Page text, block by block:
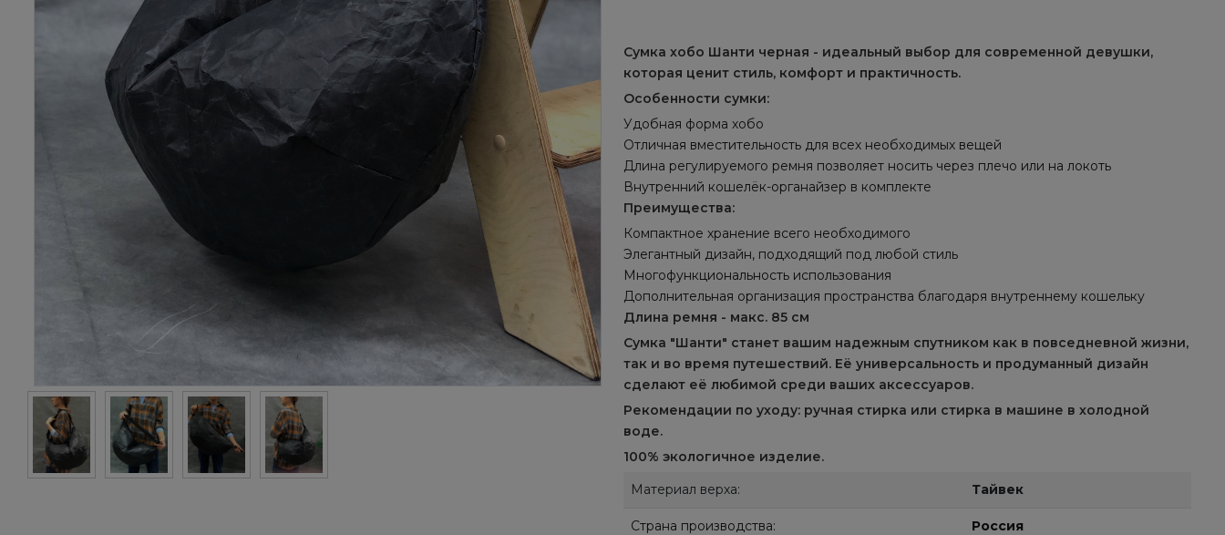
Сумка хобо Шанти черная - идеальный выбор для современной девушки,
которая ценит стиль, комфорт и практичность.
Особенности сумки:
Удобная форма хобо
Отличная вместительность для всех необходимых вещей
Длина регулируемого ремня позволяет носить через плечо или на локоть
Внутренний кошелёк-органайзер в комплекте
Преимущества:
Компактное хранение всего необходимого
Элегантный дизайн, подходящий под любой стиль
Многофункциональность использования
Дополнительная организация пространства благодаря внутреннему кошельку
Длина ремня - макс. 85 см
Сумка "Шанти" станет вашим надежным спутником как в повседневной жизни,
так и во время путешествий. Её универсальность и продуманный дизайн
сделают её любимой среди ваших аксессуаров.
Рекомендации по уходу: ручная стирка или стирка в машине в холодной
воде.
100% экологичное изделие.
Материал верха:
Тайвек
Страна производства: Россия